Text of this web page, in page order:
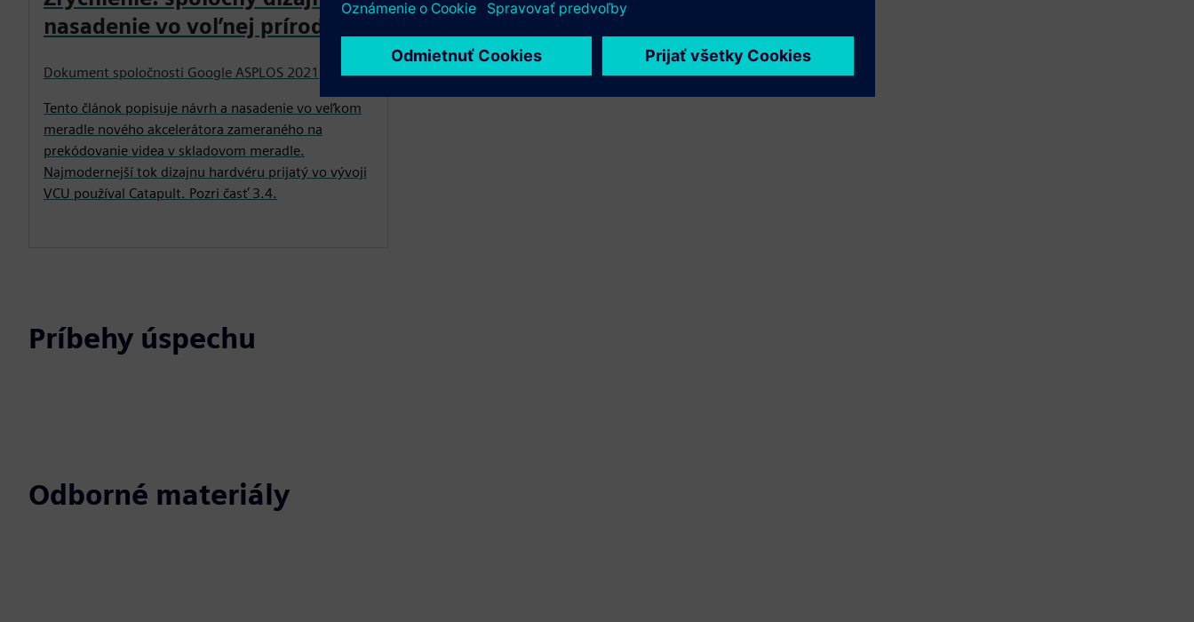
nasadenie vo voľnej prírode
Dokument spoločnosti Google ASPLOS 2021
Tento článok popisuje návrh a nasadenie vo veľkom
meradle nového akcelerátora zameraného na
prekódovanie videa v skladovom meradle.
Najmodernejší tok dizajnu hardvéru prijatý vo vývoji
VCU používal Catapult. Pozri časť 3.4.
Príbehy úspechu
Odborné materiály